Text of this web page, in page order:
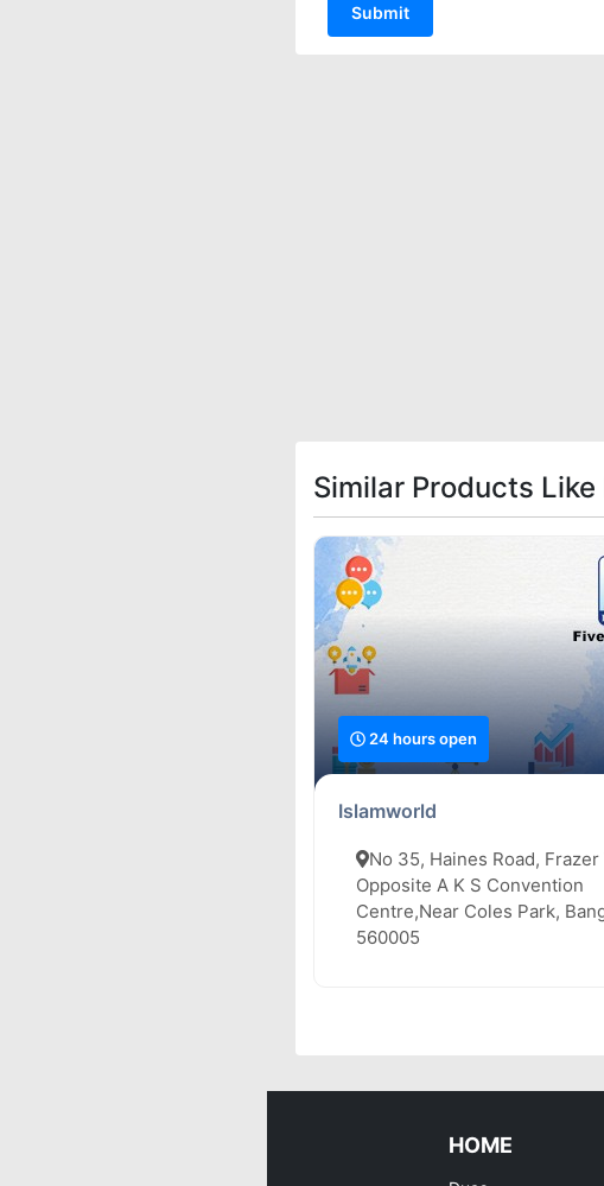
Similar Products
24 hours open
Islamworld
No 35, Haines Road, Frazer
Opposite A K S Convention
Centre,Near Coles Park,
560005
HOME